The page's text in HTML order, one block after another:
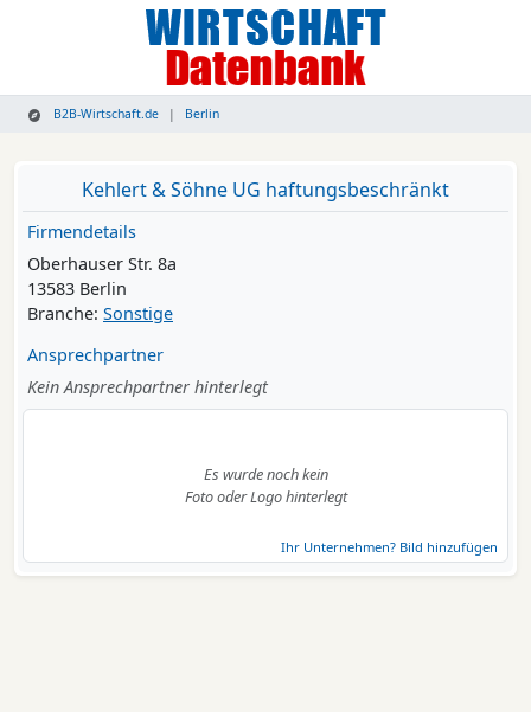
B2B-Wirtschaft.de Berlin
Kehlert & Söhne UG haftungsbeschränkt
Firmendetails
Oberhauser Str. 8a
13583 Berlin
Branche: Sonstige
Ansprechpartner
Kein Ansprechpartner hinterlegt
Es wurde noch kein
Foto oder Logo hinterlegt
Ihr Unternehmen? Bild hinzufügen